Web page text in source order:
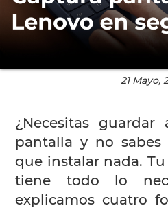
21 Mayo,
¿Necesitas
pantalla y no sabes
que instalar nada.
tiene todo lo
explicamos cuatro